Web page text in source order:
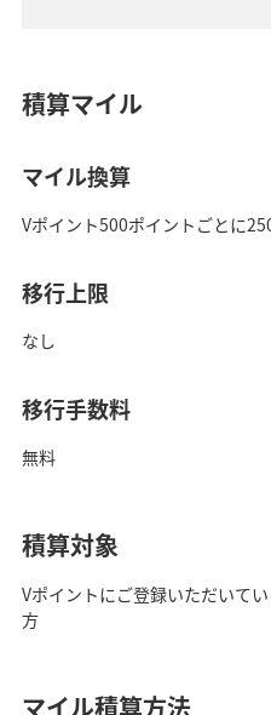
積算マイル
マイル換算
Vポイント500ポイントごとに
移行上限
なし
移行手数料
無料
積算対象
Vポイントにご登録いただいて
方
マイル積算方法